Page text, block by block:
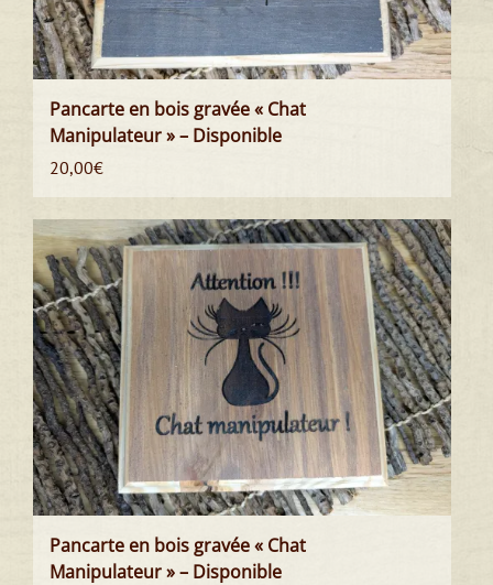
Pancarte en bois gravée « Chat
Manipulateur » – Disponible
20,00€
Pancarte en bois gravée « Chat
Manipulateur » – Disponible